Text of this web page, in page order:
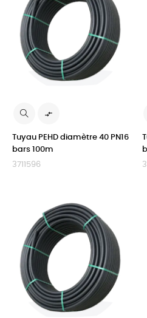

Tuyau PEHD diamètre 40 PN16
bars 100m
3711596